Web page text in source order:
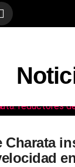
Charata